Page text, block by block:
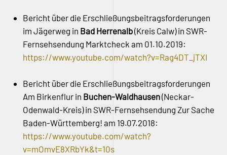
Bericht über die Erschließungsbeitragsforderungen
im Jägerweg in Bad Herrenalb(Kreis Calw) in SWR-
Fernsehsendung Marktcheck am 01.10.2019:
https://www.youtube.com/watch?v=Rag4DT_jTXI
Bericht über die Erschließungsbeitragsforderungen
Am Birkenflur in Buchen-Waldhausen(Neckar-
Odenwald-Kreis) in SWR-Fernsehsendung Zur Sache
Baden-Württemberg! am 19.07.2018:
https://www.youtube.com/watch?
v=mOmvE8XRbYk&t=10s